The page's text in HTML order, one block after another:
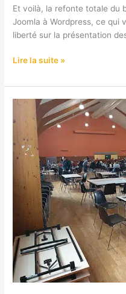
Et voilà, la refonte totale du
Joomla à Wordpress, ce qui
liberté sur la présentation
Lire la suite »
Week
end
du
jeu
à
Écommoy